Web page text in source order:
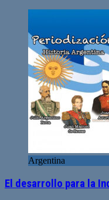
Argentina
El desarrollo para la